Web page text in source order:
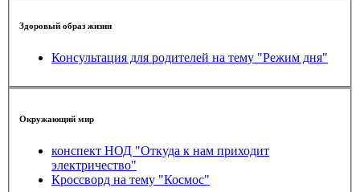
Здоровый образ жизни
Консультация для родителей на тему "Режим дня"
Окружающий мир
конспект НОД "Откуда к нам приходит
электричество"
Кроссворд на тему "Космос"